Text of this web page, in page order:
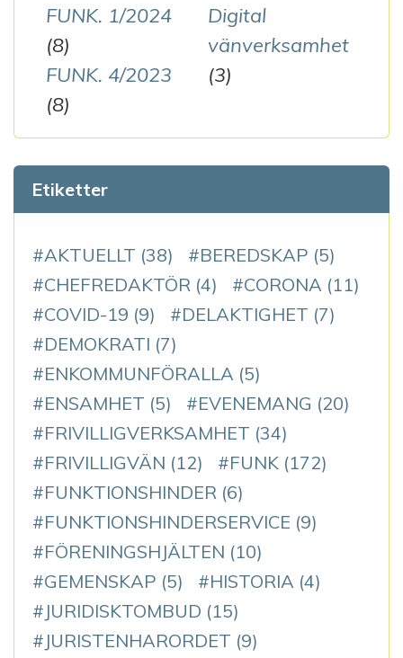
FUNK. 1/2024
(8)
FUNK. 4/2023
(8)
Digital
vänverksamhet
(3)
Etiketter
AKTUELLT (38) BEREDSKAP (5)
CHEFREDAKTÖR (4) CORONA (11)
COVID-19 (9) DELAKTIGHET (7)
DEMOKRATI (7)
ENKOMMUNFÖRALLA (5)
ENSAMHET (5) EVENEMANG (20)
FRIVILLIGVERKSAMHET (34)
FRIVILLIGVÄN (12) FUNK (172)
FUNKTIONSHINDER (6)
FUNKTIONSHINDERSERVICE (9)
FÖRENINGSHJÄLTEN (10)
GEMENSKAP (5) HISTORIA (4)
JURIDISKTOMBUD (15)
JURISTENHARORDET (9)